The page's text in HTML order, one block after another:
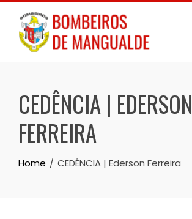
Skip
content
CEDÊNCIA | EDERSON
FERREIRA
Home CEDÊNCIA | Ederson Ferreira